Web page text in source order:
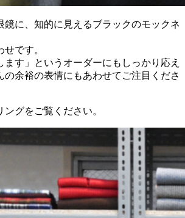
鏡に、知的に見えるブラックのモックネ
です。
ます」というオーダーにもしっかり応え
の余裕の表情にもあわせてご注目くださ
グをご覧ください。